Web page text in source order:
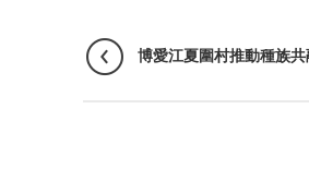
博愛江夏圍村推動種族